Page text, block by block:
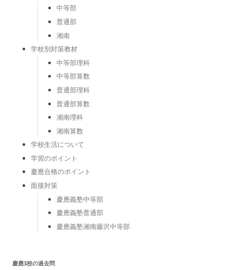
中等部
普通部
湘南
学校別対策教材
中等部理科
中等部算数
普通部理科
普通部算数
湘南理科
湘南算数
学校生活について
学習のポイント
慶應合格のポイント
面接対策
慶應義塾中等部
慶應義塾普通部
慶應義塾湘南藤沢中等部
慶應3校の過去問